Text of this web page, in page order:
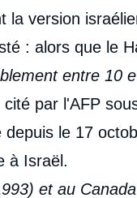
la version
: alors que le
entre 10
par l'AFP
le 17
à Israël.
et au